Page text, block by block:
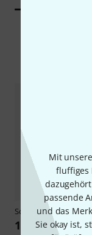
Mit
fluffiges
passende
und das
Sie okay ist,
SchottSchumann
18,50 €